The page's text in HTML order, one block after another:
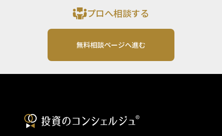
プロへ相談する
無料相談ページへ進む